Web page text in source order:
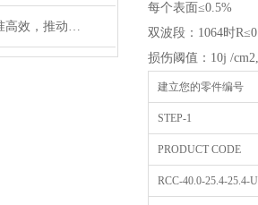
exfo电信测试精准高效，推动通信网络质量新标准
每个表面≤0.5%
双波段：1064时
损伤阈值：10j /
建立您的零件编号
STEP-1
PRODUCT CODE
RCC-40.0-25.4-25.4-